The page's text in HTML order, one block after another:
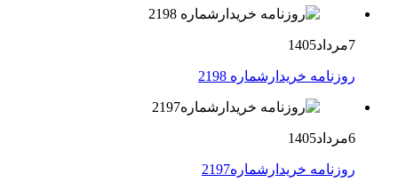
7مرداد1405
روزنامه خریدارشماره 2198
6مرداد1405
روزنامه خریدارشماره2197